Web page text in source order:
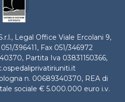
Legal Office Viale Ercolani 9,
051/396411, Fax 051/346972
Partita Iva 03831150366,
n. 00689340370, REA di
sociale € 5.000.000 euro i.v.